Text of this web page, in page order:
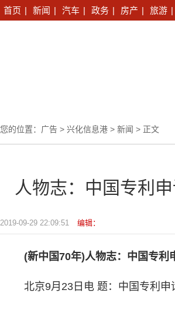
首页 | 新闻 | 汽车 | 政务 | 房产 | 旅游 |
您的位置： 广告 > 兴化信息港 > 新闻 > 正文
人物志：中国专利
2019-09-29 22:09:51 编辑：
(新中国70年)人物志：中国专利
北京9月23日电 题：中国专利申